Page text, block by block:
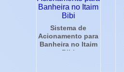
Sistema de
Acionamento para
Banheira no Itaim
Bibi